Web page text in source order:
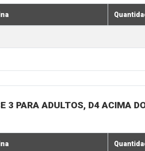
3 PARA ADULTOS, D4 ACIMA